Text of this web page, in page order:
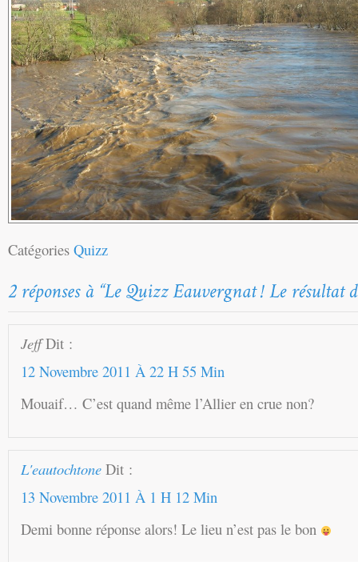
Catégories Quizz
Jeff Dit :
12 Novembre 2011 À 22 H 55 Min
Mouaif… C’est quand même l’Allier en crue non?
L'eautochtone Dit :
13 Novembre 2011 À 1 H 12 Min
Demi bonne réponse alors! Le lieu n’est pas le bon